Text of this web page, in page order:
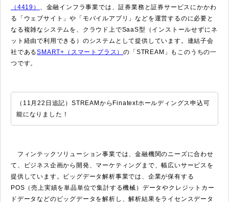
（4419） 、金融インフラ事業では、証券業務と証券サービスにかかわ
る「ウェブサイト」や「モバイルアプリ」などを運営するのに必要と
なる複雑なシステムを、クラウド上でSaaS型（インストールせずにネ
ット経由で利用できる）のシステムとして提供しています。連結子会
社であるSMART+（スマートプラス）の「STREAM」もこのうちの一
つです。
（11月22日追記）STREAMからFinatextホールディングス申込可
能になりました！
フィンテックソリューション事業では、金融機関のニーズに合わせ
て、ビジネス企画から開発、マーケティングまで、幅広いサービスを
提供しています。ビッグデータ解析事業では、企業が保有する
POS（売上実績を単品単位で集計する機械）データやクレジットカー
ドデータなどのビッグデータを解析し、解析結果をライセンスデータ